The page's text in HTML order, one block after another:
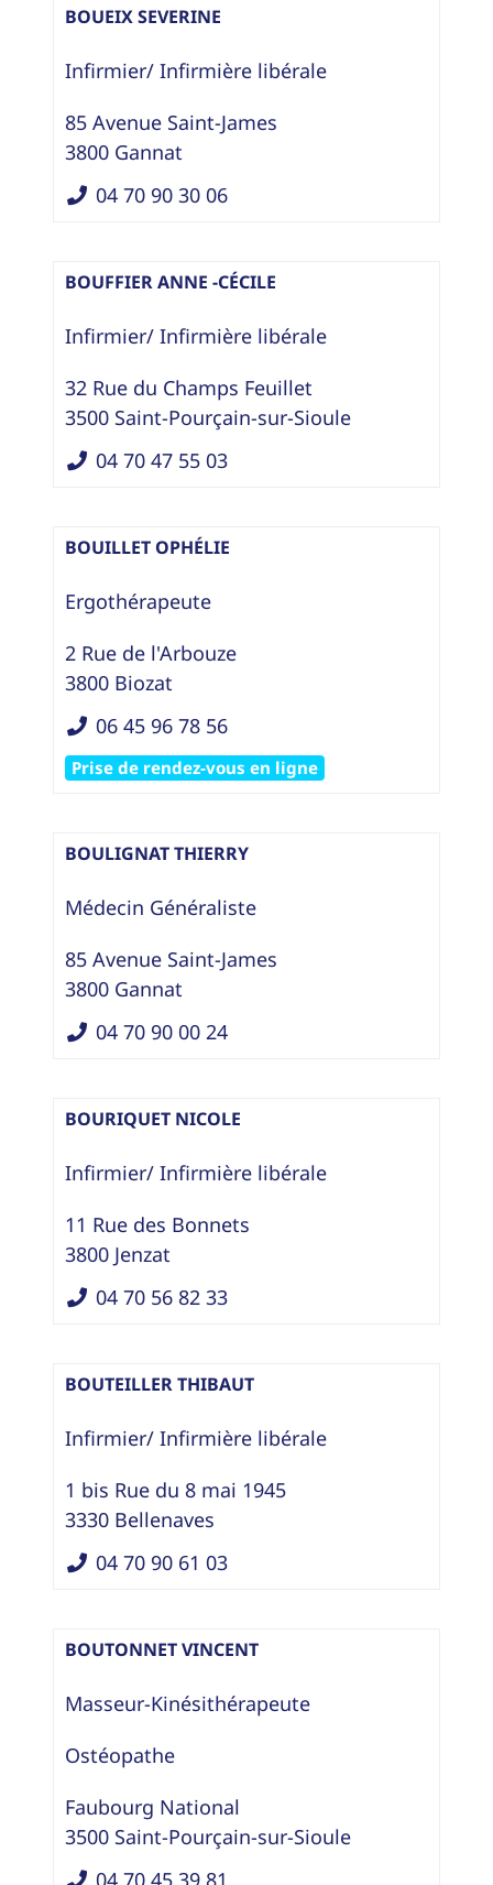
BOUEIX SEVERINE
Infirmier/ Infirmière libérale
85 Avenue Saint-James
3800 Gannat
04 70 90 30 06
BOUFFIER ANNE -CÉCILE
Infirmier/ Infirmière libérale
32 Rue du Champs Feuillet
3500 Saint-Pourçain-sur-Sioule
04 70 47 55 03
BOUILLET OPHÉLIE
Ergothérapeute
2 Rue de l'Arbouze
3800 Biozat
06 45 96 78 56
Prise de rendez-vous en ligne
BOULIGNAT THIERRY
Médecin Généraliste
85 Avenue Saint-James
3800 Gannat
04 70 90 00 24
BOURIQUET NICOLE
Infirmier/ Infirmière libérale
11 Rue des Bonnets
3800 Jenzat
04 70 56 82 33
BOUTEILLER THIBAUT
Infirmier/ Infirmière libérale
1 bis Rue du 8 mai 1945
3330 Bellenaves
04 70 90 61 03
BOUTONNET VINCENT
Masseur-Kinésithérapeute
Ostéopathe
Faubourg National
3500 Saint-Pourçain-sur-Sioule
04 70 45 39 81